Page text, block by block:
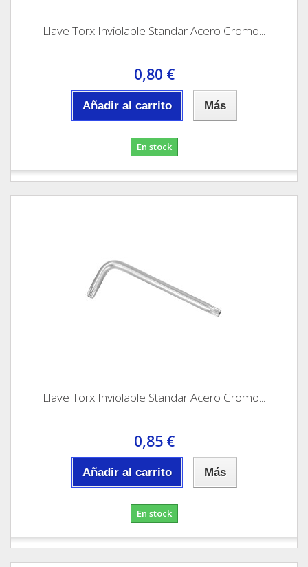
Llave Torx Inviolable Standar Acero Cromo...
0,80 €
Añadir al carrito Más
En stock
Llave Torx Inviolable Standar Acero Cromo...
0,85 €
Añadir al carrito Más
En stock